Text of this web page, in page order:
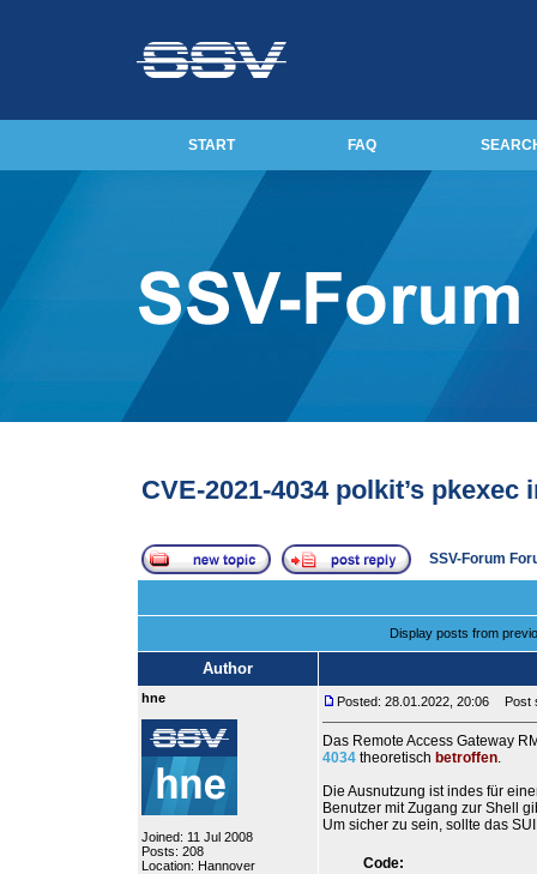
START FAQ
CVE-2021-4034 polkit’s pkexec
SSV-Forum
Display posts from
Author
hne
Joined: 11 Jul 2008
Posts: 208
Location: Hannover
Posted: 28.01.2022, 20:06 Post
Das Remote Access Gateway
4034 theoretisch betroffen.
Die Ausnutzung ist indes für
Benutzer mit Zugang zur Shell
Um sicher zu sein, sollte das
Code: